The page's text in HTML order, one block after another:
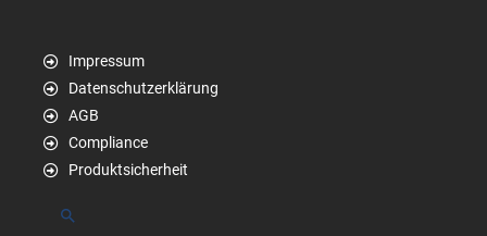
Impressum
Datenschutzerklärung
AGB
Compliance
Produktsicherheit
Suchen